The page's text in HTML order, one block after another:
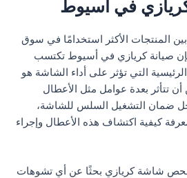
في أسيوط
المنتجات الأكثر استخدامًا في سوق
فإن صيانة كريازي في أسيوط تكتسب
التي تؤثر على أداء الشاشة هو
تتأثر بعدة عوامل مثل الأعطال
ضمان التشغيل السلس للشاشة،
كيفية اكتشاف هذه الأعطال وإجراء
بفحص شاشة كريازي بحثًا عن أي تشوهات